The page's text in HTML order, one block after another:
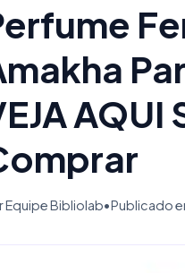
AQUI
Equipe Bibliolab•Publicado